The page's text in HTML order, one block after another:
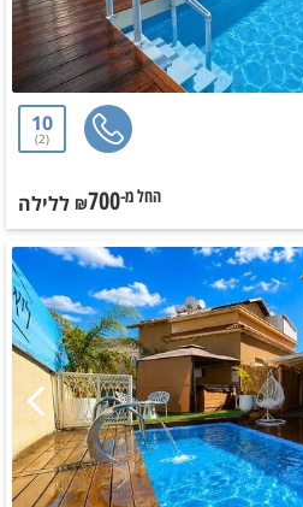
10
2
החל מ-₪700 ללילה